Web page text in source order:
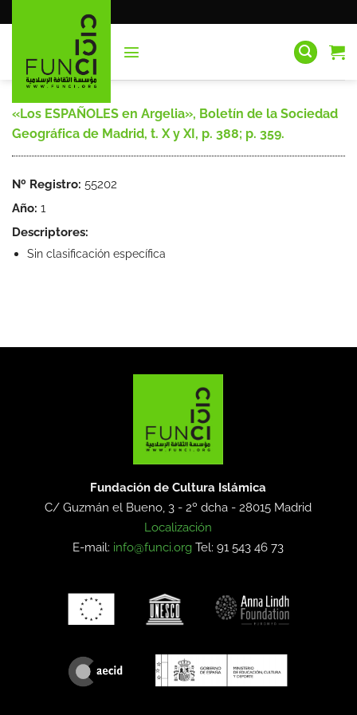
al
«Los ESPAÑOLES en Argelia», Boletín de la Sociedad
Geográfica de Madrid, t. X y XI, p. 388; p. 359.
Nº Registro: 55202
Año: 1
Descriptores:
Sin clasificación específica
Fundación de Cultura Islámica
C/ Guzmán el Bueno, 3 - 2º dcha -28015 Madrid
Localización
E-mail: info@funci.org Tel: 91 543 46 73